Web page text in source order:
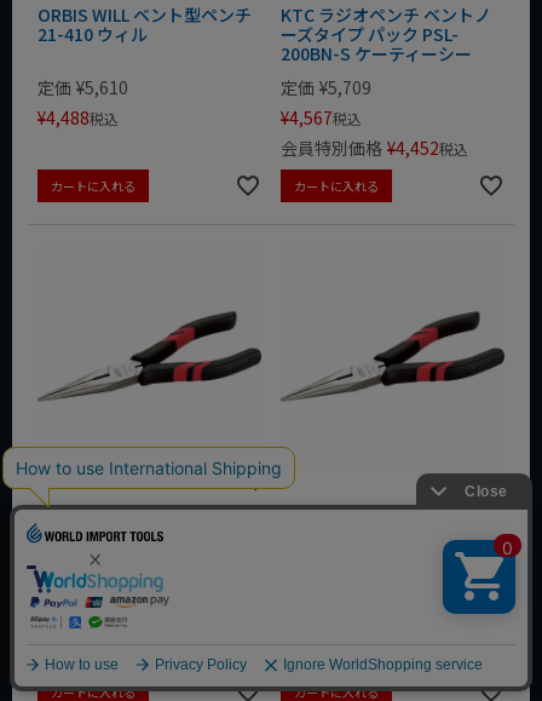
ORBIS WILL ベント型ペンチ
21-410 ウィル
定価 ¥5,610
¥4,488税込
カートに入れる
KTC ラジオペンチ ベントノ
ーズタイプ パック PSL-
200BN-S ケーティーシー
定価 ¥5,709
¥4,567税込
会員特別価格 ¥4,452税込
カートに入れる
イプ PSL-175N ケーティーシ
定価 ¥4,433
¥3,546税込
会員特別価格 3,457 税込
カートに入れる
ードタイプ パック PSL-150-
会員特別価格 3,474 税込
カートに入れる